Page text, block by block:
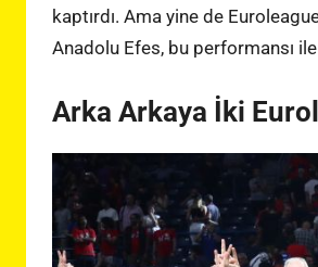
kaptırdı. Ama yine de
Anadolu Efes, bu performansı
Arka Arkaya İki